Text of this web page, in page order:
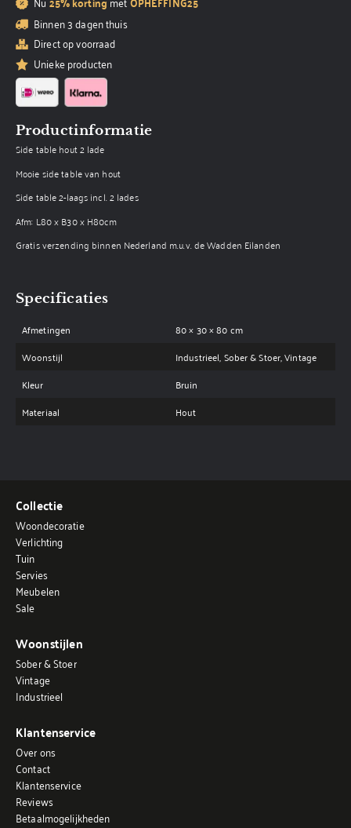
Binnen 3 dagen thuis
Direct op voorraad
Unieke producten
Productinformatie
Side table hout 2 lade
Mooie side table van hout
Side table 2-laags incl. 2 lades
Afm: L80 x B30 x H80cm
Gratis verzending binnen Nederland m.u.v. de Wadden Eilanden
Specificaties
Afmetingen
80 × 30 × 80 cm
Woonstijl
Industrieel, Sober & Stoer, Vintage
Kleur
Bruin
Materiaal
Hout
Collectie
Woondecoratie
Verlichting
Tuin
Servies
Meubelen
Sale
Woonstijlen
Sober & Stoer
Vintage
Industrieel
Klantenservice
Over ons
Contact
Klantenservice
Reviews
Betaalmogelijkheden